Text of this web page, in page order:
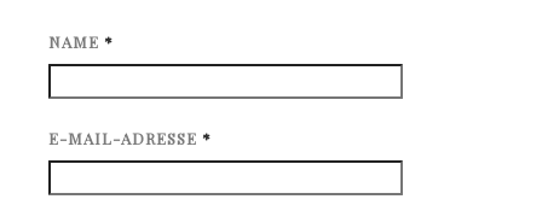
NAME *
E-MAIL-ADRESSE *